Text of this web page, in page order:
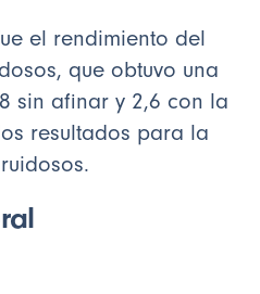
el rendimiento del
que obtuvo una
sin afinar y 2,6 con la
resultados para la